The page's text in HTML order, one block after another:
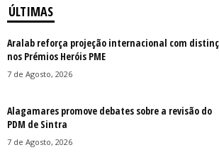
ÚLTIMAS
Aralab reforça projeção internacional com
nos Prémios Heróis PME
7 de Agosto, 2026
Alagamares promove debates sobre a revisão do
PDM de Sintra
7 de Agosto, 2026